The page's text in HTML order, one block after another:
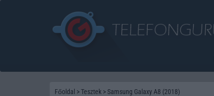
Főoldal >Tesztek > Samsung Galaxy A8 (2018)